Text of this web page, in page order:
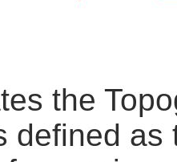
the
defined as